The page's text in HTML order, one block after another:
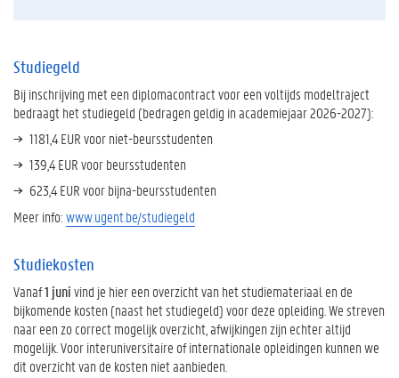
Studiegeld
Bij inschrijving met een diplomacontract voor een voltijds modeltraject
bedraagt het studiegeld (bedragen geldig in academiejaar 2026-2027):
1181,4 EUR voor niet-beursstudenten
139,4 EUR voor beursstudenten
623,4 EUR voor bijna-beursstudenten
Meer info:www.ugent.be/studiegeld
Studiekosten
Vanaf1 junivind je hier een overzicht van het studiemateriaal en de
bijkomende kosten (naast het studiegeld) voor deze opleiding. We streven
naar een zo correct mogelijk overzicht, afwijkingen zijn echter altijd
mogelijk. Voor interuniversitaire of internationale opleidingen kunnen we
dit overzicht van de kosten niet aanbieden.